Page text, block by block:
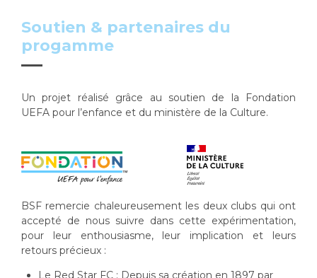
Soutien & partenaires du
progamme
Un projet réalisé grâce au soutien de la Fondation
UEFA pour l’enfance et du ministère de la Culture.
BSF remercie chaleureusement les deux clubs qui ont
accepté de nous suivre dans cette expérimentation,
pour leur enthousiasme, leur implication et leurs
retours précieux :
Le Red Star FC : Depuis sa création en 1897 par